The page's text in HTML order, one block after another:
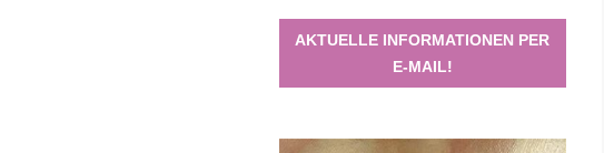
AKTUELLE INFORMATIONEN PER
E-MAIL!